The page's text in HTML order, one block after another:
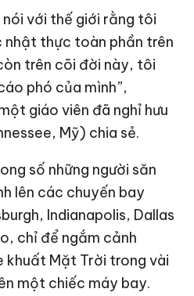
với thế giới rằng tôi
thực toàn phần trên
trên cõi đời này, tôi
phó của mình”,
giáo viên đã nghỉ hưu
Mỹ) chia sẻ.
số những người săn
lên các chuyến bay
Indianapolis, Dallas
chỉ để ngắm cảnh
khuất Mặt Trời trong vài
một chiếc máy bay.